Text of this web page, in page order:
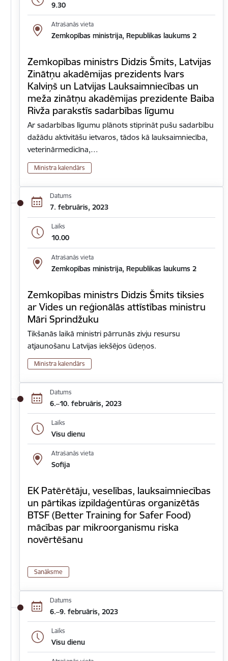
9.30
Atrašanās vieta
Zemkopības ministrija, Republikas laukums 2
Zemkopības ministrs Didzis Šmits, Latvijas
Zinātņu akadēmijas prezidents Ivars
Kalviņš un Latvijas Lauksaimniecības un
meža zinātņu akadēmijas prezidente Baiba
Rivža parakstīs sadarbības līgumu
Ar sadarbības līgumu plānots stiprināt pušu sadarbību
dažādu aktivitāšu ietvaros, tādos kā lauksaimniecība,
veterinārmedicīna,…
Ministra kalendārs
Datums
7. februāris, 2023
Laiks
10.00
Atrašanās vieta
Zemkopības ministrija, Republikas laukums 2
Zemkopības ministrs Didzis Šmits tiksies
ar Vides un reģionālās attīstības ministru
Māri Sprindžuku
Tikšanās laikā ministri pārrunās zivju resursu
atjaunošanu Latvijas iekšējos ūdeņos.
Ministra kalendārs
Datums
6.–10. februāris, 2023
Laiks
Visu dienu
Atrašanās vieta
Sofija
EK Patērētāju, veselības, lauksaimniecības
un pārtikas izpildaģentūras organizētās
BTSF (Better Training for Safer Food)
mācības par mikroorganismu riska
novērtēšanu
Sanāksme
Datums
6.–9. februāris, 2023
Laiks
Visu dienu